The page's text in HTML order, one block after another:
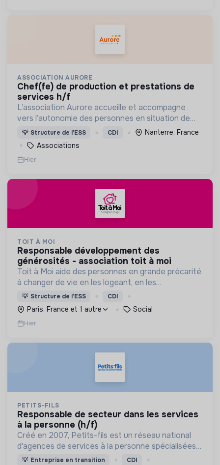
ASSOCIATION AURORE
chef(fe) de production et prestations de
services h/f
L’association Aurore accueille et accompagne
vers l’autonomie des personnes en situation de
précarité ou d’exclusion via l’hébergement, les
soins et l’insertion sociale et professionnelle.
💡 Structure de l’ESS CDI
Nanterre, France
Associations
Hier
TOIT À MOI
responsable développement des
générosités - association toit à moi
Toit à Moi aide des personnes en grande précarité
à changer de vie en les logeant, en les
accompagnant pour résoudre leurs
problématiques, et en créant du lien social pour
sortir de l'exclusion.
💡 Structure de l’ESS CDI
Paris, France et 1 autre Social
Hier
PETITS-FILS
responsable de secteur dans les services
à la personne (h/f)
Créé en 2007, Petits-fils est un réseau national
d'agences de services à la personne spécialisées
dans l'aide à domicile pour les personnes âgées.
💡 Entreprise en transition CDI